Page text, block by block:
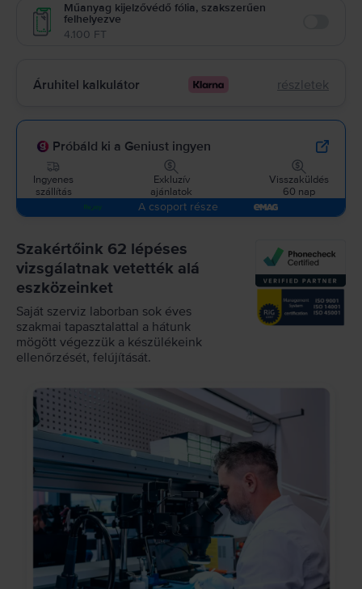
Műanyag kijelzővédő fólia, szakszerűen
felhelyezve
4.100 FT
Áruhitel kalkulátor részletek
Próbáld ki a Geniust ingyen
Ingyenes
szállítás
Exkluzív
ajánlatok
Visszaküldés
60 nap
A csoport része
Szakértőink 62 lépéses
vizsgálatnak vetették alá
eszközeinket
Saját szerviz laborban sok éves
szakmai tapasztalattal a hátunk
mögött végezzük a készülékeink
ellenőrzését, felújítását.